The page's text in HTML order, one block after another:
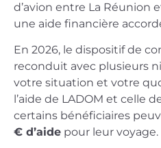
d’avion entre La Réunion
une aide financière
En 2026, le dispositif de
reconduit avec plusieurs
votre situation et votre
l’aide de LADOM et celle
certains bénéficiaires
€ d’aide pour leur voyage.